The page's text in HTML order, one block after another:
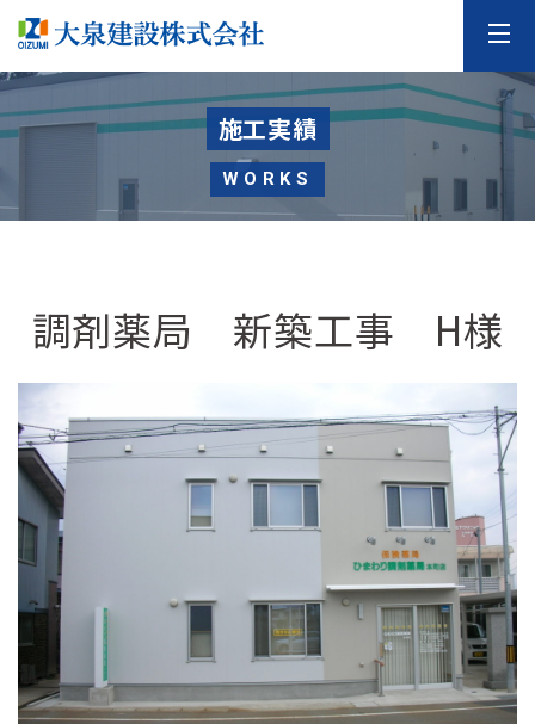
施工実績
WORKS
調剤薬局 新築工事 H様